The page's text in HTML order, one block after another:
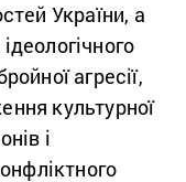
України, а
агресії,
культурної
і